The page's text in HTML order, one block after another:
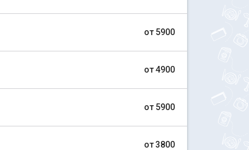
от 5900
от 4900
от 5900
от 3800